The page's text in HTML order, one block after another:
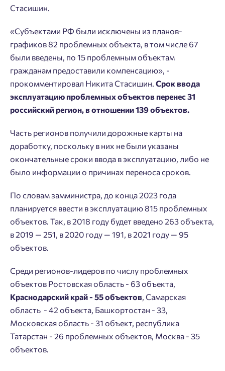
Стасишин.
«Субъектами РФ были исключены из планов-
графиков 82 проблемных объекта, в том числе 67
были введены, по 15 проблемным объектам
гражданам предоставили компенсацию», -
прокомментировал Никита Стасишин. Срок ввода
эксплуатацию проблемных объектов перенес 31
российский регион, в отношении 139 объектов.
Часть регионов получили дорожные карты на
доработку, поскольку в них не были указаны
окончательные сроки ввода в эксплуатацию, либо не
было информации о причинах переноса сроков.
По словам замминистра, до конца 2023 года
планируется ввести в эксплуатацию 815 проблемных
объектов. Так, в 2018 году будет введено 263 объекта,
в 2019 — 251, в 2020 году — 191, в 2021 году — 95
объектов.
Среди регионов-лидеров по числу проблемных
объектов Ростовская область - 63 объекта,
Краснодарский край - 55 объектов, Самарская
область - 42 объекта, Башкортостан - 33,
Московская область - 31 объект, республика
Татарстан - 26 проблемных объектов, Москва - 35
объектов.
Пожалуйста, оставьте ваши контакты и мы вам
перезвоним.
Согласен на обработкуперсональных данных
Добро пожаловать в личный
кабинет
Больше никаких паролей! Введите номер
телефона, кликнув на кнопку «Войти» ниже
и мы вышлем вам одноразовый код
подтверждения.
Выбор города
Пермь
Ростов-на-Дону
Владивосток
Астрахань
Подбор квартиры за 3 минуты
Начать